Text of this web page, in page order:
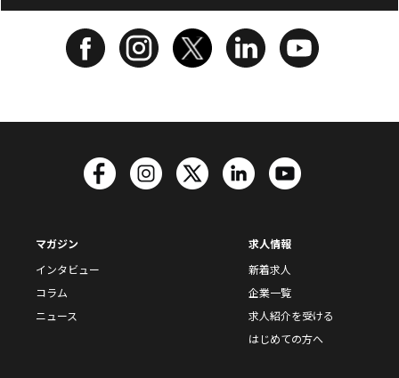
マガジン
インタビュー
コラム
ニュース
求人情報
新着求人
企業一覧
求人紹介を受ける
はじめての方へ